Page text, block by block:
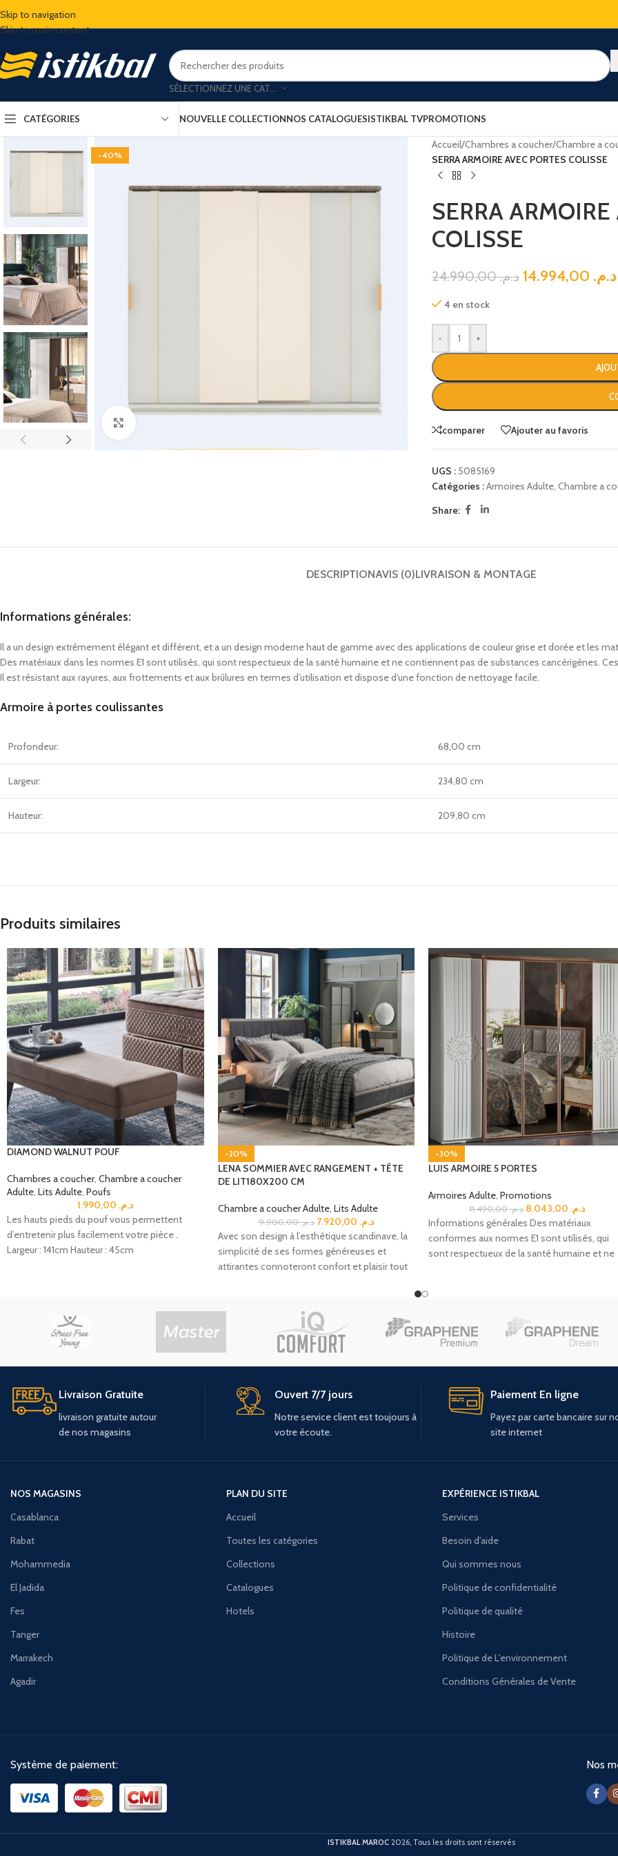
Skip to navigation
Skip to main content
CATÉGORIES NOUVELLE COLLECTIONNOS CATALOGUESISTIKBAL TVPROMOTIONS
-40%
Accueil/Chambres a coucher/Chambre a
SERRA ARMOIRE AVEC PORTES COLISSE
SERRA
COLISSE
د.م.24.990,00 د.م.
4 en stock
- +
comparer Ajouter au favoris
UGS : 5085169
Catégories :Armoires Adulte, Chambre a
Share:
DESCRIPTIONAVIS (0)LIVRAISON & MONTAGE
Informations générales:
Il a un design extrêmement élégant et différent, et a un design moderne haut de gamme avec des applications de couleur grise et dorée et les
Des matériaux dans les normes E1 sont utilisés, qui sont respectueux de la santé humaine et ne contiennent pas de substances cancérigènes.
Il est résistant aux rayures, aux frottements et aux brûlures en termes d’utilisation et dispose d’une fonction de nettoyage facile.
Armoire à portes coulissantes
Profondeur: 68,00 cm
Largeur: 234,80 cm
Hauteur: 209,80 cm
Produits similaires
DIAMOND WALNUT POUF
Chambres a coucher, Chambre a coucher
Adulte Lits Adulte Poufs
د.م.
Les hauts pieds du pouf vous permettent
d’entretenir plus facilement votre pièce .
Largeur : 141cm Hauteur : 45cm
-20%
LENA SOMMIER AVEC RANGEMENT + TÊTE
DE LIT180X200 CM
Chambre a coucher Adulte, Lits Adulte
د.م.9.900,00 د.م.
Avec son design à l’esthétique scandinave, la
simplicité de ses formes généreuses et
attirantes connoteront confort et plaisir tout
-30%
LUIS ARMOIRE 5 PORTES
Armoires Adulte Promotions
د.م.11.490,00 د.م.
Informations générales Des matériaux
conformes aux normes E1 sont utilisés, qui
sont respectueux de la santé humaine et ne
Livraison Gratuite
livraison gratuiteautour
denos magasins
Ouvert 7/7 jours
Notre service client est toujours à
votre écoute.
Paiement En ligne
Payez par carte bancaire sur
site internet
NOS MAGASINS
Casablanca
Rabat
Mohammedia
El Jadida
Fes
Tanger
Marrakech
Agadir
PLAN DU SITE
Accueil
Toutes les catégories
Collections
Catalogues
Hotels
EXPÉRIENCE ISTIKBAL
Services
Besoin d'aide
Qui sommes nous
Politique de confidentialité
Politique de qualité
Histoire
Politique de L'environnement
Conditions Générales de Vente
Système de paiement: Nos
ISTIKBAL MAROC 2026, Tous les droits sont réservés